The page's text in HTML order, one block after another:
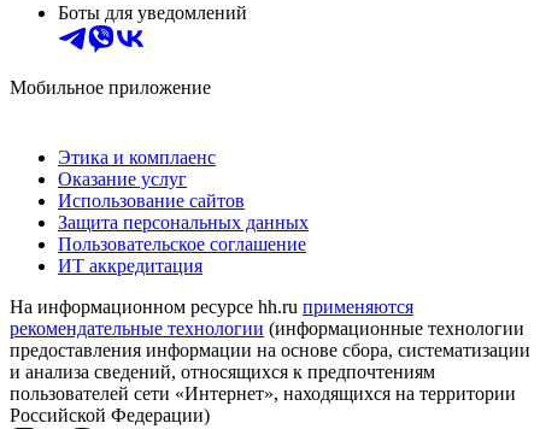
Боты для уведомлений
Мобильное приложение
Этика и комплаенс
Оказание услуг
Использование сайтов
Защита персональных данных
Пользовательское соглашение
ИТ аккредитация
На информационном ресурсе hh.ru применяются
рекомендательные технологии (информационные технологии
предоставления информации на основе сбора, систематизации
и анализа сведений, относящихся к предпочтениям
пользователей сети «Интернет», находящихся на территории
Российской Федерации)